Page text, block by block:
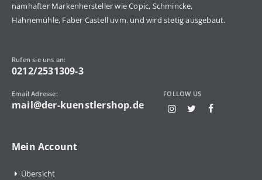
namhafter Markenhersteller wie Copic, Schmincke,
Hahnemühle, Faber Castell uvm. und wird stetig ausgebaut.
Rufen sie uns an:
0212/2531309-3
Email Adresse:
mail@der-kuenstlershop.de
FOLLOW US
Mein Account
Übersicht